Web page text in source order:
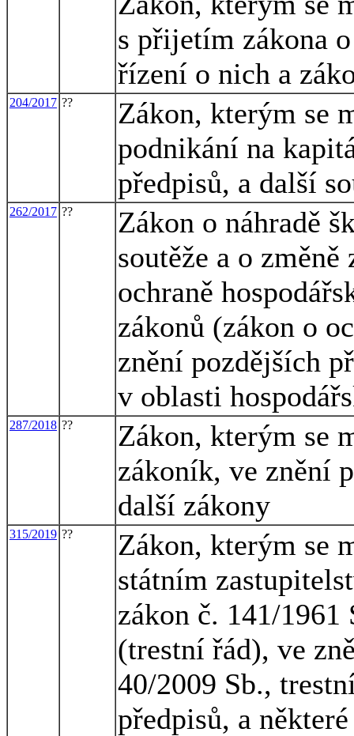
s přijetím zákona
řízení o nich a
204/2017 ??
Zákon, kterým se
podnikání na
předpisů, a další
262/2017 ??
Zákon o náhradě
soutěže a o
ochraně
zákonů (zákon o
znění pozdějších
v oblasti
287/2018 ??
Zákon, kterým se
zákoník, ve znění
další zákony
315/2019 ??
Zákon, kterým se
státním
zákon č. 141/
(trestní řád), ve
40/2009 Sb.,
předpisů, a